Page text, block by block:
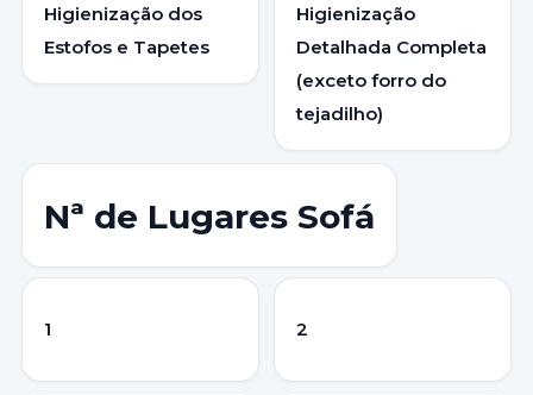
Higienização dos
Estofos e Tapetes
Higienização
Detalhada Completa
(exceto forro do
tejadilho)
Nª de Lugares Sofá
1 2